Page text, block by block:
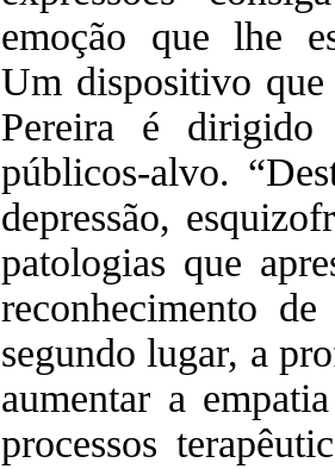
emoção que lhe
Um dispositivo
Pereira é dirigido
públicos-alvo.
depressão,
patologias que
reconhecimento
segundo lugar, a
aumentar a
processos